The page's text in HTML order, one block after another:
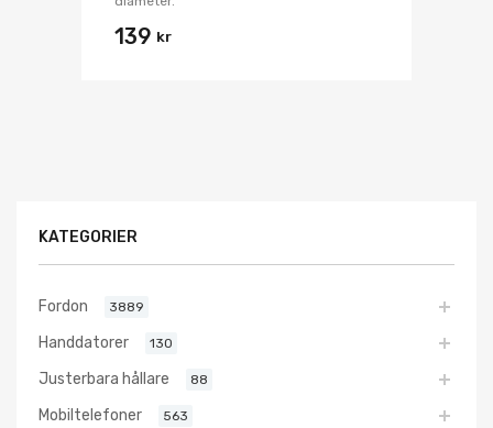
139 kr
KATEGORIER
Fordon 3889
Handdatorer 130
Justerbara hållare 88
Mobiltelefoner 563